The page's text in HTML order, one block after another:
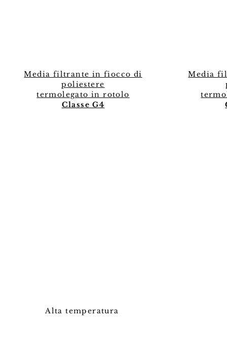
Media filtrante in fiocco di
poliestere
termolegato in rotolo
Classe G4
Media
Alta temperatura